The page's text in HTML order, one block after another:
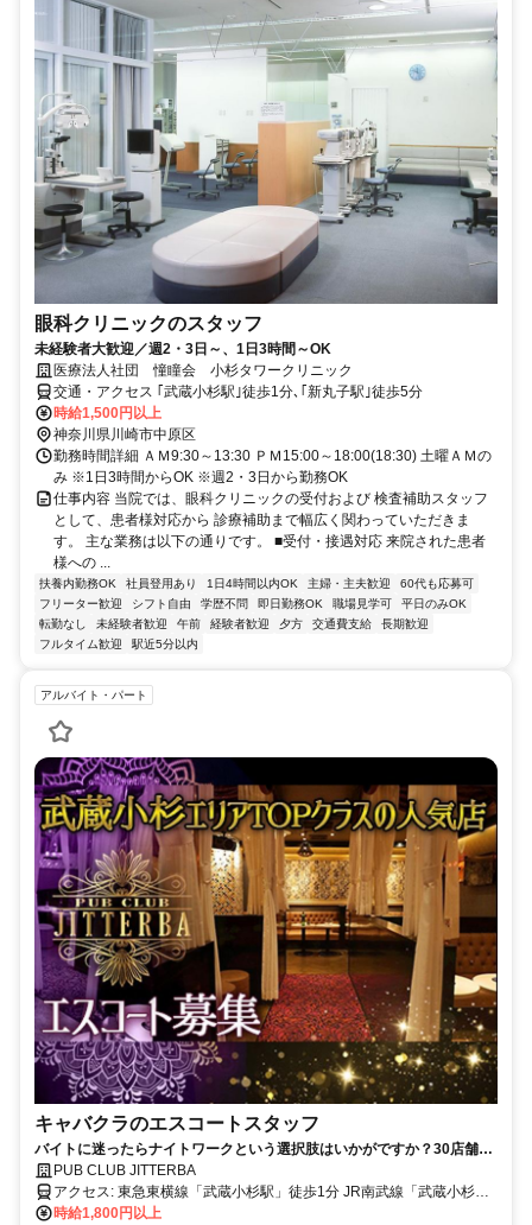
眼科クリニックのスタッフ
未経験者大歓迎／週2・3日～、1日3時間～OK
医療法人社団 憧瞳会 小杉タワークリニック
交通・アクセス ｢武蔵小杉駅｣徒歩1分､｢新丸子駅｣徒歩5分
時給1,500円以上
神奈川県川崎市中原区
勤務時間詳細 ＡＭ9:30～13:30 ＰＭ15:00～18:00(18:30) 土曜ＡＭの
み ※1日3時間からOK ※週2・3日から勤務OK
仕事内容 当院では、眼科クリニックの受付および 検査補助スタッフ
として、患者様対応から 診療補助まで幅広く関わっていただきま
す。 主な業務は以下の通りです。 ■受付・接遇対応 来院された患者
様への ...
扶養内勤務OK 社員登用あり 1日4時間以内OK 主婦・主夫歓迎
60代も応募可
フリーター歓迎
シフト自由 学歴不問 即日勤務OK 職場見学可
平日のみOK
転勤なし
未経験者歓迎 午前 経験者歓迎 夕方 交通費支給
長期歓迎
フルタイム歓迎
駅近5分以内
アルバイト・パート
キャバクラのエスコートスタッフ
バイトに迷ったらナイトワークという選択肢はいかがですか？30店舗以
上経営の優良グループ店だから安心♪
PUB CLUB JITTERBA
アクセス: 東急東横線「武蔵小杉駅」徒歩1分 JR南武線「武蔵小杉
駅」徒歩3分 JR湘南新宿ライン「武蔵小杉駅」徒歩5分
時給1,800円以上